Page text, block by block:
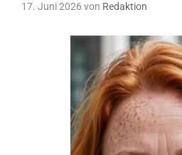
17. Juni 2026 von Redaktion